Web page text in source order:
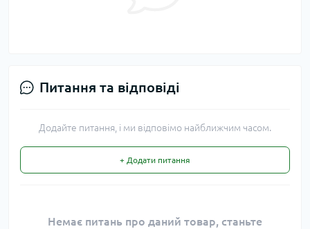
Питання та відповіді
Додайте питання, і ми відповімо найближчим часом.
+ Додати питання
Немає питань про даний товар, станьте